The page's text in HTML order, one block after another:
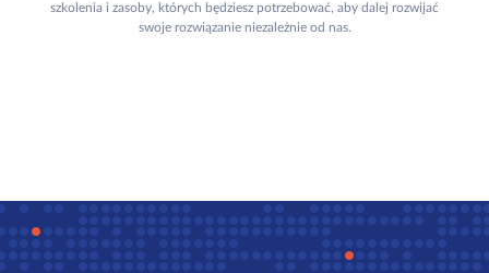
szkolenia i zasoby, których będziesz potrzebować, aby dalej rozwijać
swoje rozwiązanie niezależnie od nas.